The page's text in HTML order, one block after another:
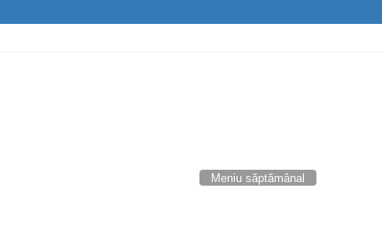
Meniu săptămânal